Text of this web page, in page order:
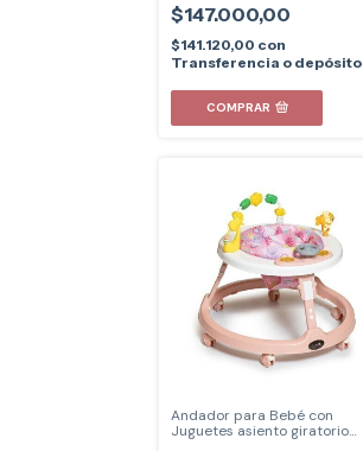
$147.000,00
$141.120,00 con
Transferencia o depósito
COMPRAR
Andador para Bebé con
Juguetes asiento giratorio